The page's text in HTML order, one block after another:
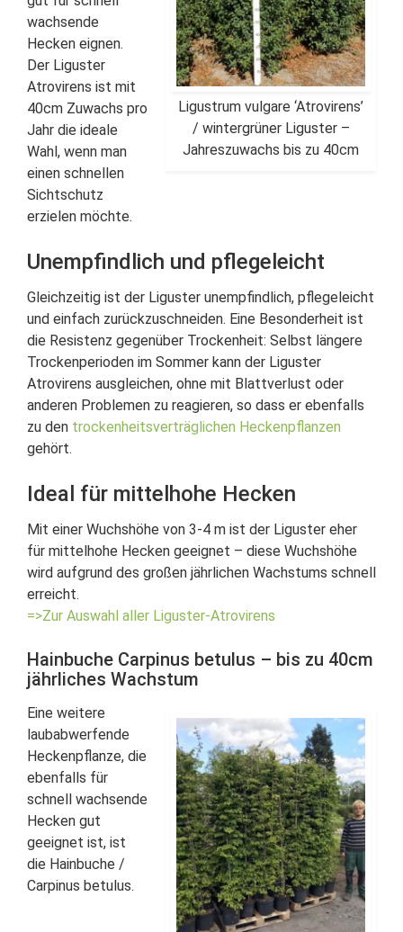
Ligustrum vulgare ‘Atrovirens’
/ wintergrüner Liguster –
Jahreszuwachs bis zu 40cm
wachsende
Hecken eignen.
Der Liguster
Atrovirens ist mit
40cm Zuwachs pro
Jahr die ideale
Wahl, wenn man
einen schnellen
Sichtschutz
erzielen möchte.
Unempfindlich und pflegeleicht
Gleichzeitig ist der Liguster unempfindlich, pflegeleicht
und einfach zurückzuschneiden. Eine Besonderheit ist
die Resistenz gegenüber Trockenheit: Selbst längere
Trockenperioden im Sommer kann der Liguster
Atrovirens ausgleichen, ohne mit Blattverlust oder
anderen Problemen zu reagieren, so dass er ebenfalls
zu den trockenheitsverträglichen Heckenpflanzen
gehört.
Ideal für mittelhohe Hecken
Mit einer Wuchshöhe von 3-4 m ist der Liguster eher
für mittelhohe Hecken geeignet – diese Wuchshöhe
wird aufgrund des großen jährlichen Wachstums schnell
erreicht.
=>Zur Auswahl aller Liguster-Atrovirens
Hainbuche Carpinus betulus – bis zu 40cm
jährliches Wachstum
Eine weitere
laubabwerfende
Heckenpflanze, die
ebenfalls für
schnell wachsende
Hecken gut
geeignet ist, ist
die Hainbuche /
Carpinus betulus.